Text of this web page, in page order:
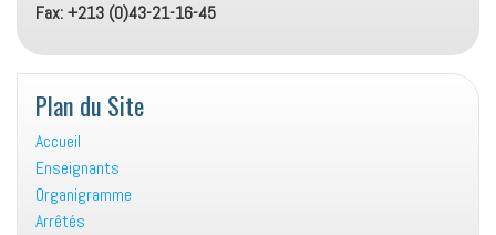
Fax: +213 (0)43-21-16-45
Plan du Site
Accueil
Enseignants
Organigramme
Arrêtés